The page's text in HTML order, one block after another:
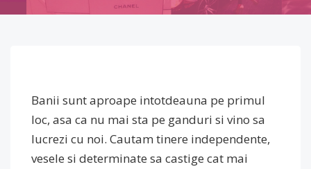
Banii sunt aproape intotdeauna pe primul
loc, asa ca nu mai sta pe ganduri si vino sa
lucrezi cu noi. Cautam tinere independente,
vesele si determinate sa castige cat mai